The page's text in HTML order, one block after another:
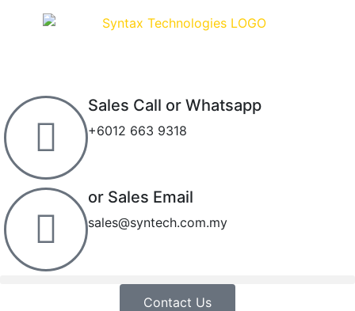
Sales Call or Whatsapp
+6012 663 9318
or Sales Email
sales@syntech.com.my
Contact Us